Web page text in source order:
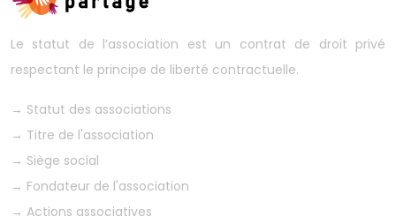
Le statut de l’association est un contrat de droit privé
respectant le principe de liberté contractuelle.
→ Statut des associations
→ Titre de l'association
→ Siège social
→ Fondateur de l'association
→ Actions associatives